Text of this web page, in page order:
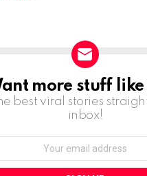
more stuff like
best viral stories
inbox!